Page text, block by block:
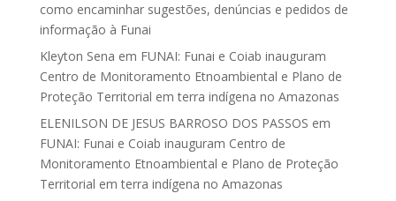
como encaminhar sugestões, denúncias e pedidos de
informação à Funai
Kleyton Sena em FUNAI: Funai e Coiab inauguram
Centro de Monitoramento Etnoambiental e Plano de
Proteção Territorial em terra indígena no Amazonas
ELENILSON DE JESUS BARROSO DOS PASSOS em
FUNAI: Funai e Coiab inauguram Centro de
Monitoramento Etnoambiental e Plano de Proteção
Territorial em terra indígena no Amazonas